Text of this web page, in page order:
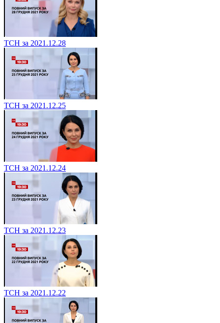
ТСН за 2021.12.28
ТСН за 2021.12.25
ТСН за 2021.12.24
ТСН за 2021.12.23
ТСН за 2021.12.22